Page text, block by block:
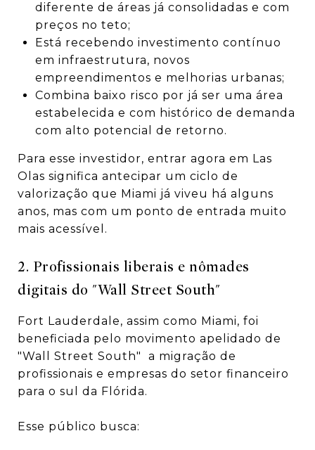
diferente de áreas já consolidadas e com
preços no teto;
Está recebendo investimento contínuo
em infraestrutura, novos
empreendimentos e melhorias urbanas;
Combina baixo risco por já ser uma área
estabelecida e com histórico de demanda
com alto potencial de retorno.
Para esse investidor, entrar agora em Las
Olas significa antecipar um ciclo de
valorização que Miami já viveu há alguns
anos, mas com um ponto de entrada muito
mais acessível.
2. Profissionais liberais e nômades
digitais do "Wall Street South"
Fort Lauderdale, assim como Miami, foi
beneficiada pelo movimento apelidado de
"Wall Street South" a migração de
profissionais e empresas do setor financeiro
para o sul da Flórida.
Esse público busca: